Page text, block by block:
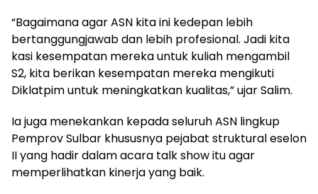
“Bagaimana agar ASN kita ini kedepan lebih
bertanggungjawab dan lebih profesional. Jadi kita
kasi kesempatan mereka untuk kuliah mengambil
S2, kita berikan kesempatan mereka mengikuti
Diklatpim untuk meningkatkan kualitas,” ujar Salim.
Ia juga menekankan kepada seluruh ASN lingkup
Pemprov Sulbar khususnya pejabat struktural eselon
II yang hadir dalam acara talk show itu agar
memperlihatkan kinerja yang baik.